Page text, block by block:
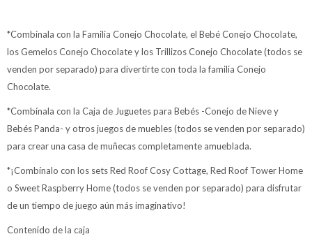
*Combínala con la Familia Conejo Chocolate, el Bebé Conejo Chocolate,
los Gemelos Conejo Chocolate y los Trillizos Conejo Chocolate (todos se
venden por separado) para divertirte con toda la familia Conejo
Chocolate.
*Combínala con la Caja de Juguetes para Bebés -Conejo de Nieve y
Bebés Panda- y otros juegos de muebles (todos se venden por separado)
para crear una casa de muñecas completamente amueblada.
*¡Combínalo con los sets Red Roof Cosy Cottage, Red Roof Tower Home
o Sweet Raspberry Home (todos se venden por separado) para disfrutar
de un tiempo de juego aún más imaginativo!
Contenido de la caja